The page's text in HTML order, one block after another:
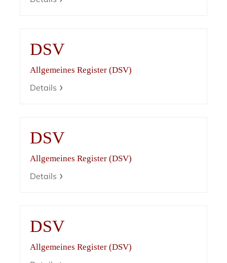
DSV
Allgemeines Register (DSV)
Details
DSV
Allgemeines Register (DSV)
Details
DSV
Allgemeines Register (DSV)